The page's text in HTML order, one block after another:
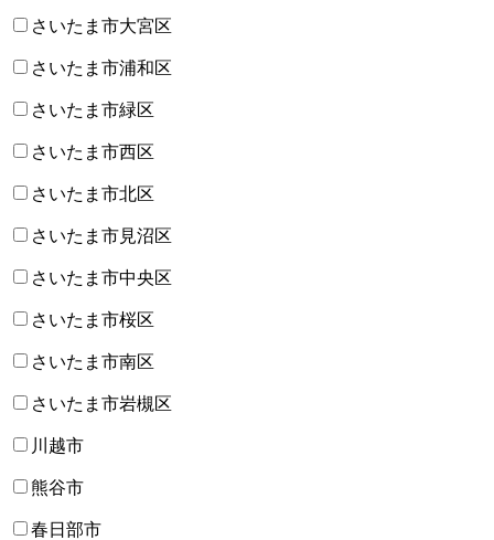
さいたま市大宮区
さいたま市浦和区
さいたま市緑区
さいたま市西区
さいたま市北区
さいたま市見沼区
さいたま市中央区
さいたま市桜区
さいたま市南区
さいたま市岩槻区
川越市
熊谷市
春日部市